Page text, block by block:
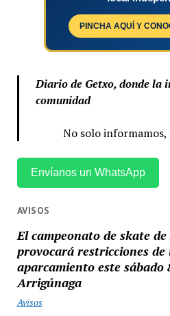
PINCHA AQUÍ Y
Diario de Getxo, donde la
comunidad
No solo
Envíanos un WhatsApp
AVISOS
El campeonato de skate
provocará restricciones
aparcamiento este sábado
Arrigúnaga
Avisos